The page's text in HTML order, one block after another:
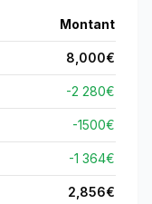
Montant
8,000€
-2 280€
-1500€
-1 364€
2,856€